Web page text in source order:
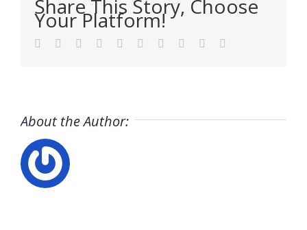
Share This Story, Choose
Your Platform!
Facebook
TwitterLinkedIn
Reddit WhatsApp
TumblrPinterest Xing
About the Author: